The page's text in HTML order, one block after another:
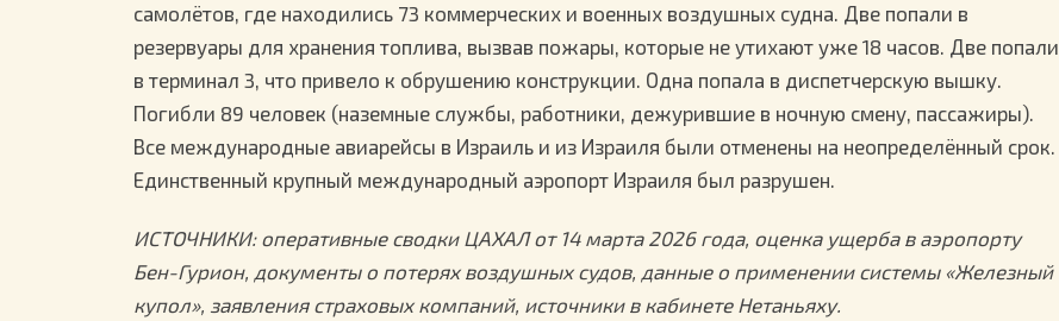
самолётов, где находились 73 коммерческих и военных воздушных судна. Две попали в
резервуары для хранения топлива, вызвав пожары, которые не утихают уже 18 часов. Две попали
в терминал 3, что привело к обрушению конструкции. Одна попала в диспетчерскую вышку.
Погибли 89 человек (наземные службы, работники, дежурившие в ночную смену, пассажиры).
Все международные авиарейсы в Израиль и из Израиля были отменены на неопределённый срок.
Единственный крупный международный аэропорт Израиля был разрушен.
ИСТОЧНИКИ: оперативные сводки ЦАХАЛ от 14 марта 2026 года, оценка ущерба в аэропорту
Бен-Гурион, документы о потерях воздушных судов, данные о применении системы «Железный
купол», заявления страховых компаний, источники в кабинете Нетаньяху.